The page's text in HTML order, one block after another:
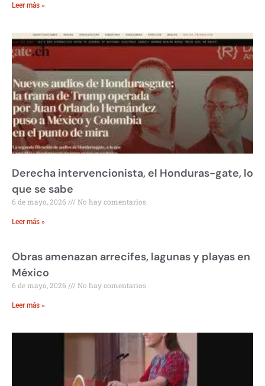
Leer más »
Derecha intervencionista, el Honduras-gate, lo
que se sabe
6 de mayo, 2026 No hay comentarios
Leer más »
Obras amenazan arrecifes, lagunas y playas en
México
6 de mayo, 2026 No hay comentarios
Leer más »